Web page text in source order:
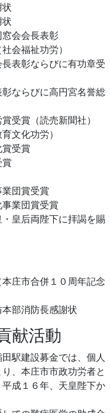
会会長表彰
会福祉功労）
表彰ならびに有功章受
ならびに高円宮名誉総
受賞（読売新聞社）
文化功労）
受賞
団賞受賞
業団賞受賞
皇后両陛下に拝謁を賜
庄市合併１０周年記念
部消防長感謝状
献活動
駅建設募金では、個人
、本庄市市政功労者と
成１６年、天皇陛下か